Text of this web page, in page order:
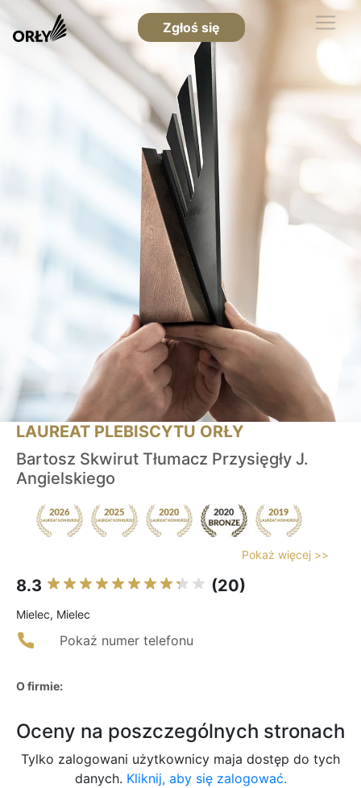
Zgłoś się
LAUREAT PLEBISCYTU ORŁY
Bartosz Skwirut Tłumacz Przysięgły J.
Angielskiego
Pokaż więcej >>
8.3 (20)
Mielec, Mielec
Pokaż numer telefonu
O firmie:
Oceny na poszczególnych stronach
Tylko zalogowani użytkownicy maja dostęp do tych
danych. Kliknij, aby się zalogować.